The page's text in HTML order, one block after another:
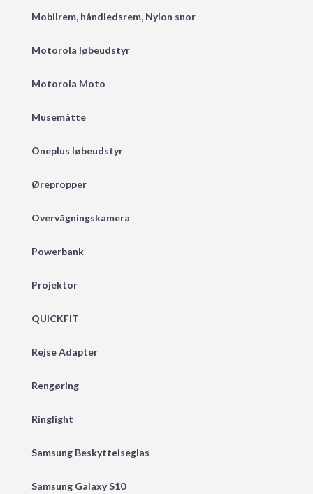
Mobilrem, håndledsrem, Nylon snor
Motorola løbeudstyr
Motorola Moto
Musemåtte
Oneplus løbeudstyr
Ørepropper
Overvågningskamera
Powerbank
Projektor
QUICKFIT
Rejse Adapter
Rengøring
Ringlight
Samsung Beskyttelseglas
Samsung Galaxy S10